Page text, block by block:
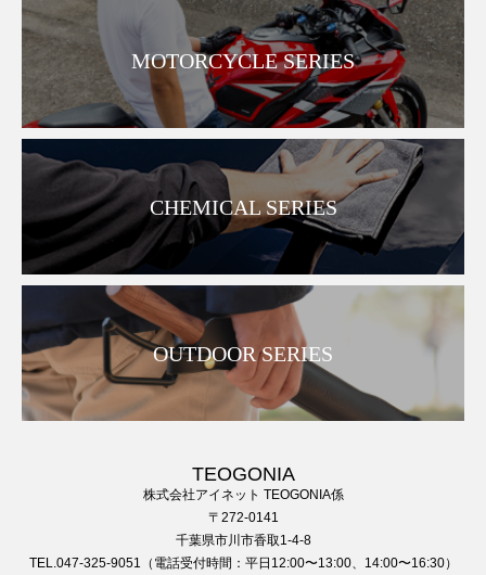
MOTORCYCLE SERIES
CHEMICAL SERIES
OUTDOOR SERIES
TEOGONIA
株式会社アイネット TEOGONIA係
〒272-0141
千葉県市川市香取1-4-8
TEL.047-325-9051（電話受付時間：平日12:00〜13:00、14:00〜16:30）